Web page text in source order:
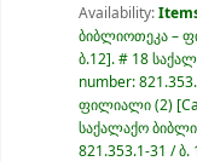
Availability:
ბიბლიოთეკა –
ბ.12 .# 18
number:
ფილიალი(2)
საქალაქო
821.353.1-31 / ბ.